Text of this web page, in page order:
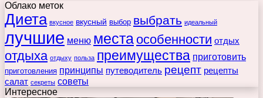
Облако меток
Диета вкусное вкусный выбор выбрать идеальный
лучшие меню места особенности отдых
отдыха отдыху польза преимущества приготовить
приготовления принципы путеводитель рецепт рецепты
салат секреты советы
Интересное